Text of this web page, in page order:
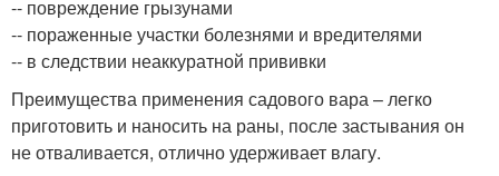
-- повреждение грызунами
-- пораженные участки болезнями и вредителями
-- в следствии неаккуратной прививки
Преимущества применения садового вара – легко
приготовить и наносить на раны, после застывания он
не отваливается, отлично удерживает влагу.